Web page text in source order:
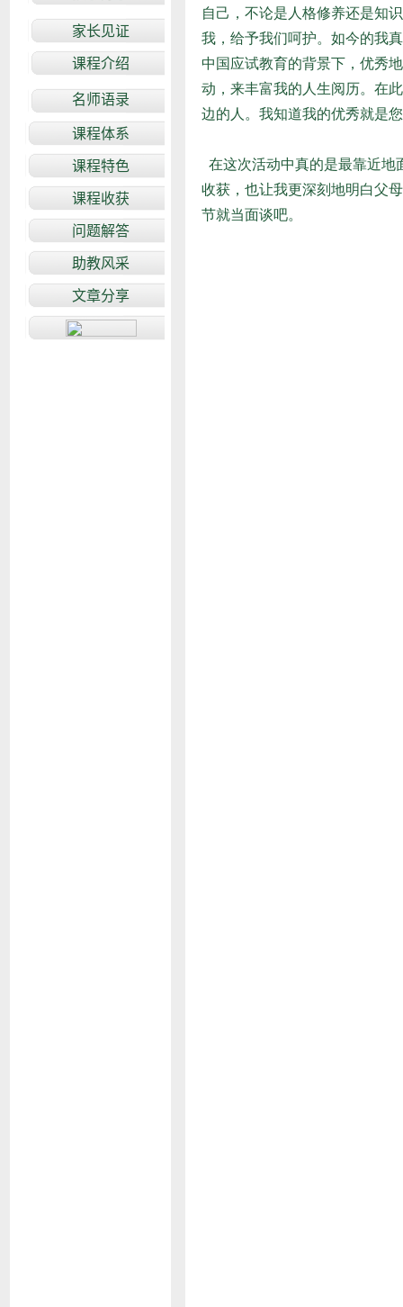
自己，不论是人格修养还是知
我，给予我们呵护。如今的我
中国应试教育的背景下，优秀
动，来丰富我的人生阅历。在
边的人。我知道我的优秀就是
在这次活动中真的是最靠近地
收获，也让我更深刻地明白父
节就当面谈吧。